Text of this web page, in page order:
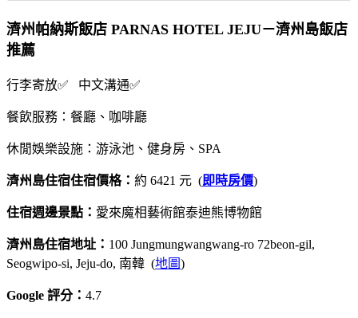
濟州帕納斯飯店 PARNAS HOTEL JEJU－濟州島飯店
推薦
行李寄放✅ 中文溝通✅
餐飲服務：餐廳、咖啡廳
休閒娛樂設施：游泳池、健身房、SPA
濟州島住宿住宿價格： 約 6421 元 (即時房價)
住宿週邊景點： 愛來魔相藝術館泰迪熊博物館
濟州島住宿地址： 100 Jungmungwangwang-ro 72beon-gil,
Seogwipo-si, Jeju-do, 南韓 (地圖)
Google 評分： 4.7